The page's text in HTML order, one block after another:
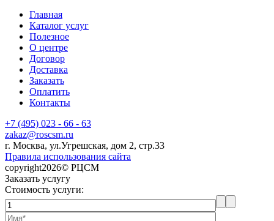
Главная
Каталог услуг
Полезное
О центре
Договор
Доставка
Заказать
Оплатить
Контакты
+7 (495) 023 - 66 - 63
zakaz@roscsm.ru
г. Москва, ул.Угрешская, дом 2, стр.33
Правила использования сайта
copyright2026© РЦСМ
Заказать услугу
Стоимость услуги: